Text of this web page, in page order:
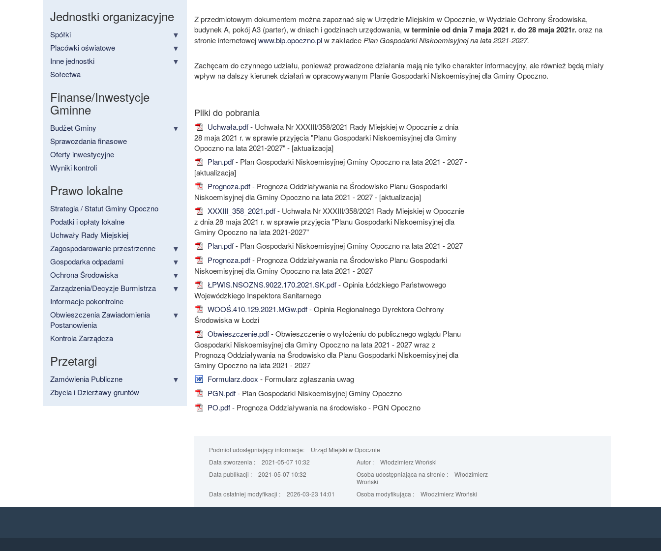
Jednostki organizacyjne
Spółki
Placówki oświatowe
Inne jednostki
Sołectwa
Finanse/Inwestycje
Gminne
Budżet Gminy
Sprawozdania finasowe
Oferty inwestycyjne
Wyniki kontroli
Prawo lokalne
Strategia / Statut Gminy Opoczno
Podatki i opłaty lokalne
Uchwały Rady Miejskiej
Zagospodarowanie przestrzenne
Gospodarka odpadami
Ochrona Środowiska
Zarządzenia/Decyzje Burmistrza
Informacje pokontrolne
Obwieszczenia Zawiadomienia
Postanowienia
Kontrola Zarządcza
Przetargi
Zamówienia Publiczne
Zbycia i Dzierżawy gruntów
Z przedmiotowym dokumentem można zapoznać się w Urzędzie Miejskim w Opocznie, w Wydziale Ochrony Środowiska,
budynek A, pokój A3 (parter), w dniach i godzinach urzędowania, w terminie od dnia 7 maja 2021 r. do 28 maja 2021r.oraz na
stronie internetowejwww.bip.opoczno.plw zakładcePlan Gospodarki Niskoemisyjnej na lata 2021-2027.
Zachęcam do czynnego udziału, ponieważ prowadzone działania mają nie tylko charakter informacyjny, ale również będą miały
wpływ na dalszy kierunek działań w opracowywanym Planie Gospodarki Niskoemisyjnej dla Gminy Opoczno.
Uchwała.pdf - Uchwała Nr XXXIII/358/2021 Rady Miejskiej w Opocznie z dnia
28 maja 2021 r. w sprawie przyjęcia "Planu Gospodarki Niskoemisyjnej dla Gminy
Opoczno na lata 2021-2027" - [aktualizacja]
Plan.pdf - Plan Gospodarki Niskoemisyjnej Gminy Opoczno na lata 2021 - 2027 -
[aktualizacja]
Prognoza.pdf - Prognoza Oddziaływania na Środowisko Planu Gospodarki
Niskoemisyjnej dla Gminy Opoczno na lata 2021 - 2027 - [aktualizacja]
XXXIII_358_2021.pdf - Uchwała Nr XXXIII/358/2021 Rady Miejskiej w Opocznie
z dnia 28 maja 2021 r. w sprawie przyjęcia "Planu Gospodarki Niskoemisyjnej dla
Gminy Opoczno na lata 2021-2027"
Plan.pdf - Plan Gospodarki Niskoemisyjnej Gminy Opoczno na lata 2021 - 2027
Prognoza.pdf - Prognoza Oddziaływania na Środowisko Planu Gospodarki
Niskoemisyjnej dla Gminy Opoczno na lata 2021 - 2027
ŁPWIS.NSOZNS.9022.170.2021.SK.pdf - Opinia Łódzkiego Państwowego
Wojewódzkiego Inspektora Sanitarnego
WOOŚ.410.129.2021.MGw.pdf - Opinia Regionalnego Dyrektora Ochrony
Środowiska w Łodzi
Obwieszczenie.pdf - Obwieszczenie o wyłożeniu do publicznego wglądu Planu
Gospodarki Niskoemisyjnej dla Gminy Opoczno na lata 2021 - 2027 wraz z
Prognozą Oddziaływania na Środowisko dla Planu Gospodarki Niskoemisyjnej dla
Gminy Opoczno na lata 2021 - 2027
Formularz.docx - Formularz zgłaszania uwag
PGN.pdf - Plan Gospodarki Niskoemisyjnej Gminy Opoczno
PO.pdf - Prognoza Oddziaływania na środowisko - PGN Opoczno
Podmiot udostępniający informacje:
Urząd Miejski w Opocznie
Data stworzenia :
2021-05-07 10:32 Autor :
Włodzimierz Wroński
Data publikacji :
2021-05-07 10:32 Osoba udostępniająca na stronie :
Włodzimierz
Wroński
Data ostatniej modyfikacji :
2026-03-23 14:01 Osoba modyfikująca : Włodzimierz Wroński